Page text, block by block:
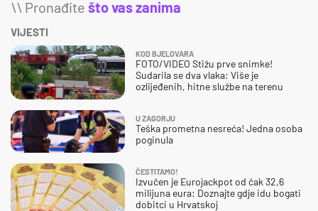
\\ Pronađite što vas zanima
VIJESTI
KOD BJELOVARA
FOTO/VIDEO Stižu prve snimke!
Sudarila se dva vlaka: Više je
ozlijeđenih, hitne službe na terenu
U ZAGORJU
Teška prometna nesreća! Jedna osoba
poginula
ČESTITAMO!
Izvučen je Eurojackpot od čak 32,6
milijuna eura: Doznajte gdje idu bogati
dobitci u Hrvatskoj